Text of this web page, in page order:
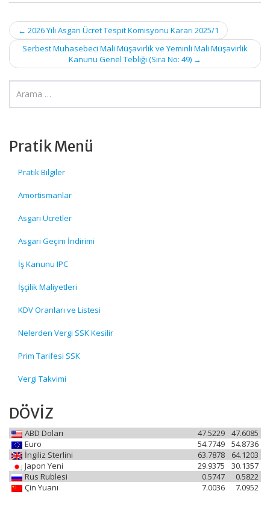
Post
navigation
← 2026 Yılı Asgari Ücret Tespit Komisyonu Kararı 2025/1
Serbest Muhasebeci Mali Müşavirlik ve Yeminli Mali Müşavirlik
Kanunu Genel Tebliği (Sıra No: 49) →
Pratik Menü
Pratik Bilgiler
Amortismanlar
Asgari Ücretler
Asgari Geçim İndirimi
İş Kanunu IPC
İşçilik Maliyetleri
KDV Oranları ve Listesi
Nelerden Vergi SSK Kesilir
Prim Tarifesi SSK
Vergi Takvimi
DÖVİZ
ABD Doları 47.6085
47.5229
Euro
54.8736
54.7749
İngiliz Sterlini
64.1203
63.7878
Japon Yeni
30.1357
29.9375
Rus Rublesi
0.5822
0.5747
Çin Yuanı
7.0952
7.0036